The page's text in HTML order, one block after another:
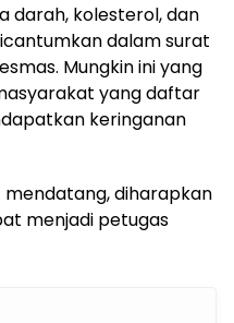
darah, kolesterol, dan
dalam surat
Mungkin ini yang
yang daftar
keringanan
mendatang, diharapkan
menjadi petugas